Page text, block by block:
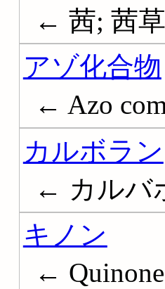
← 茜; 茜草
アゾ化合物
← Azo
カルボラン
← カルバ
キノン
← Quinone